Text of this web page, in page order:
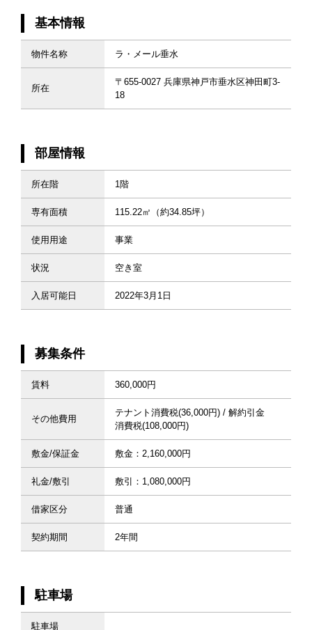
基本情報
物件名称 ラ・メール垂水
所在
〒655-0027 兵庫県神戸市垂水区神田町3-
18
部屋情報
所在階 1階
専有面積 115.22㎡（約34.85坪）
使用用途 事業
状況 空き室
入居可能日 2022年3月1日
募集条件
賃料 360,000円
その他費用
テナント消費税(36,000円) / 解約引金
消費税(108,000円)
敷金/保証金 敷金：2,160,000円
礼金/敷引 敷引：1,080,000円
借家区分 普通
契約期間 2年間
駐車場
駐車場